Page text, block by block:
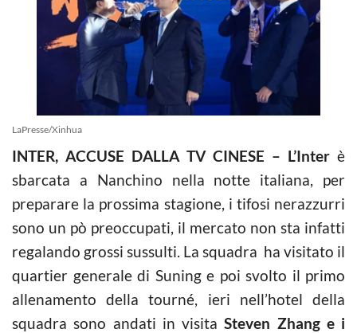
LaPresse/Xinhua
INTER, ACCUSE DALLA TV CINESE – L’Inter è
sbarcata a Nanchino nella notte italiana, per
preparare la prossima stagione, i tifosi nerazzurri
sono un pò preoccupati, il mercato non sta infatti
regalando grossi sussulti. La squadra ha visitato il
quartier generale di Suning e poi svolto il primo
allenamento della tourné, ieri nell’hotel della
squadra sono andati in visitaSteven Zhang e i